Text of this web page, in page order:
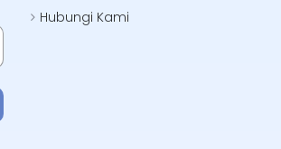
Hubungi Kami